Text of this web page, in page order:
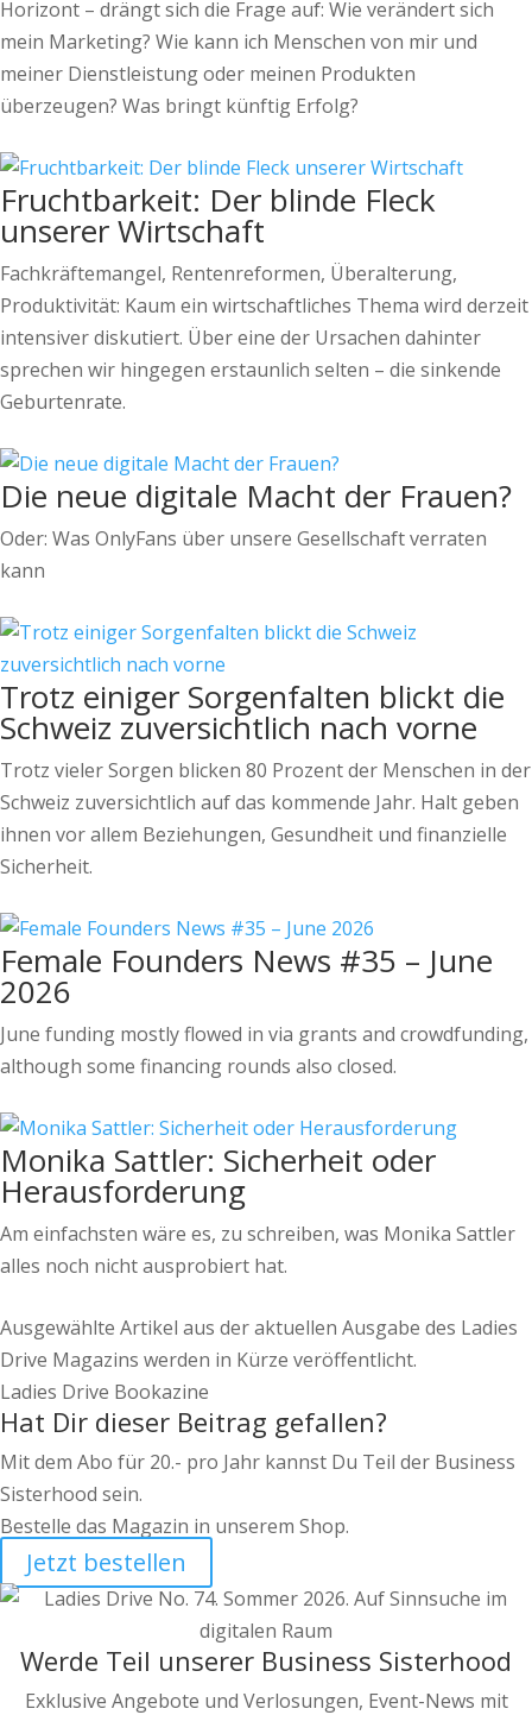
Horizont – drängt sich die Frage auf: Wie verändert sich
mein Marketing? Wie kann ich Menschen von mir und
meiner Dienstleistung oder meinen Produkten
überzeugen? Was bringt künftig Erfolg?
Fruchtbarkeit: Der blinde Fleck
unserer Wirtschaft
Fachkräftemangel, Rentenreformen, Überalterung,
Produktivität: Kaum ein wirtschaftliches Thema wird derzeit
intensiver diskutiert. Über eine der Ursachen dahinter
sprechen wir hingegen erstaunlich selten – die sinkende
Geburtenrate.
Die neue digitale Macht der Frauen?
Oder: Was OnlyFans über unsere Gesellschaft verraten
kann
Trotz einiger Sorgenfalten blickt die
Schweiz zuversichtlich nach vorne
Trotz vieler Sorgen blicken 80 Prozent der Menschen in der
Schweiz zuversichtlich auf das kommende Jahr. Halt geben
ihnen vor allem Beziehungen, Gesundheit und finanzielle
Sicherheit.
Female Founders News #35 – June
2026
June funding mostly flowed in via grants and crowdfunding,
although some financing rounds also closed.
Monika Sattler: Sicherheit oder
Herausforderung
Am einfachsten wäre es, zu schreiben, was Monika Sattler
alles noch nicht ausprobiert hat.
Ausgewählte Artikel aus der aktuellen Ausgabe des Ladies
Drive Magazins werden in Kürze veröffentlicht.
Ladies Drive Bookazine
Hat Dir dieser Beitrag gefallen?
Mit dem Abo für 20.- pro Jahr kannst Du Teil der Business
Sisterhood sein.
Bestelle das Magazin in unserem Shop.
Jetzt bestellen
Werde Teil unserer Business Sisterhood
Exklusive Angebote und Verlosungen, Event-News mit